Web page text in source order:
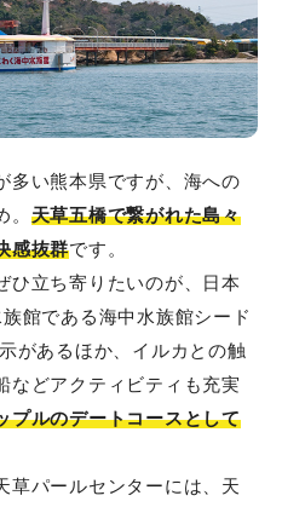
多い熊本県ですが、海への
天草五橋で繋がれた島々
感抜群です。
ひ立ち寄りたいのが、日本
館である海中水族館シード
があるほか、イルカとの触
などアクティビティも充実
プルのデートコースとして
草パールセンターには、天